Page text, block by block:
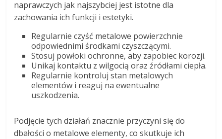
naprawczych jak najszybciej jest istotne dla
zachowania ich funkcji i estetyki.
Regularnie czyść metalowe powierzchnie
odpowiednimi środkami czyszczącymi.
Stosuj powłoki ochronne, aby zapobiec korozji.
Unikaj kontaktu z wilgocią oraz źródłami ciepła.
Regularnie kontroluj stan metalowych
elementów i reaguj na ewentualne
uszkodzenia.
Podjęcie tych działań znacznie przyczyni się do
dbałości o metalowe elementy, co skutkuje ich